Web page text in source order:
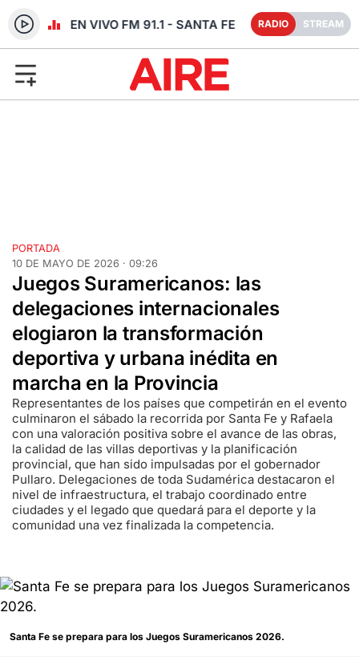
RADIO EN VIVO FM 91.1 - SANTA FE RADIO STREAM
PORTADA
10 DE MAYO DE 2026 · 09:26
Juegos Suramericanos: las
delegaciones internacionales
elogiaron la transformación
deportiva y urbana inédita en
marcha en la Provincia
Representantes de los países que competirán en el evento
culminaron el sábado la recorrida por Santa Fe y Rafaela
con una valoración positiva sobre el avance de las obras,
la calidad de las villas deportivas y la planificación
provincial, que han sido impulsadas por el gobernador
Pullaro. Delegaciones de toda Sudamérica destacaron el
nivel de infraestructura, el trabajo coordinado entre
ciudades y el legado que quedará para el deporte y la
comunidad una vez finalizada la competencia.
Santa Fe se prepara para los Juegos Suramericanos 2026.